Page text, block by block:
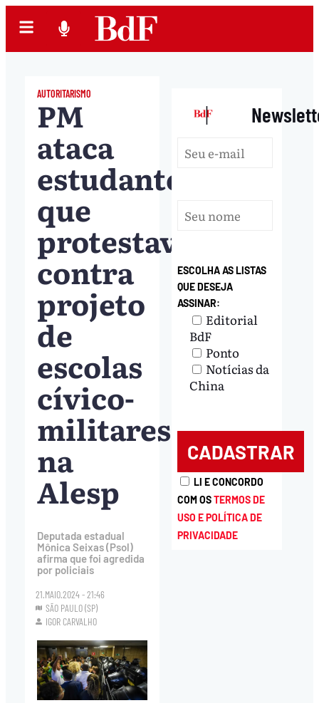
AUTORITARISMO
PM
ataca
estudantes
que
protestavam
contra
projeto
de
escolas
cívico-
militares
na
Alesp
Deputada estadual
Mônica Seixas (Psol)
afirma que foi agredida
por policiais
21.MAIO.2024 - 21:46
SÃO PAULO (SP)
IGOR CARVALHO
|
ESCOLHA AS LISTAS
QUE DESEJA
ASSINAR:
Editorial
BdF
Ponto
Notícias da
China
LI E CONCORDO
COM OSTERMOS DE
USO E POLÍTICA DE
PRIVACIDADE